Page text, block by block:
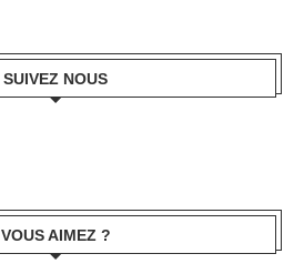
SUIVEZ NOUS
VOUS AIMEZ ?